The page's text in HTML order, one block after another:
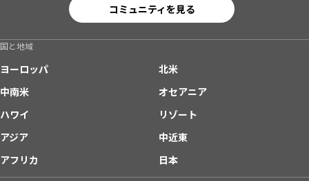
コミュニティを見る
国と地域
ヨーロッパ
北米
中南米
オセアニア
ハワイ
リゾート
アジア
中近東
アフリカ
日本